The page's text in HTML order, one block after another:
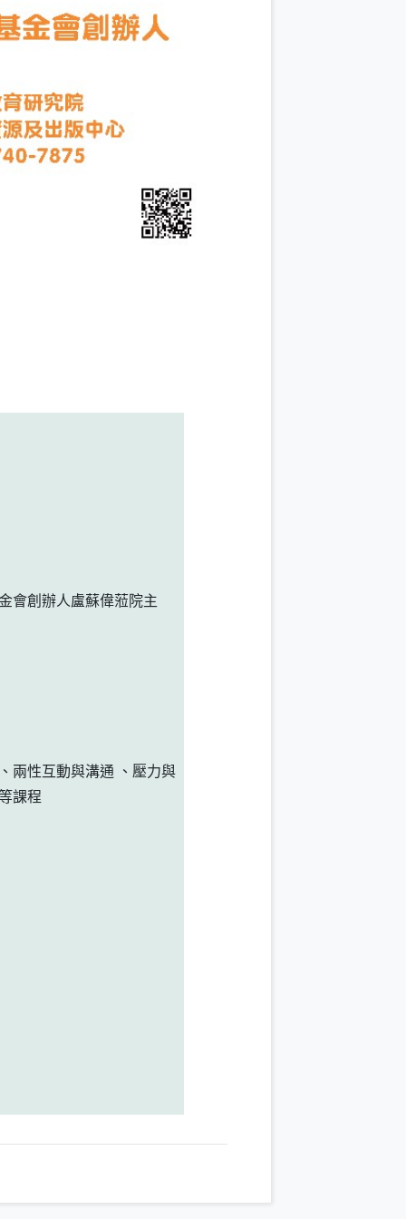
會創辦人盧蘇偉蒞院主
兩性互動與溝通
、壓力與
課程